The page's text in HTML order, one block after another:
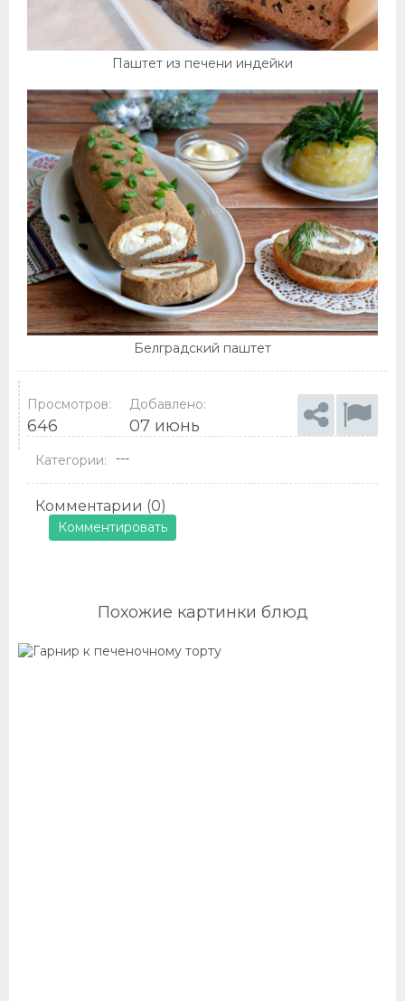
Паштет из печени индейки
Белградский паштет
Просмотров:
646
Добавлено:
07 июнь
Категории: ---
Комментарии (0)
Комментировать
Похожие картинки блюд